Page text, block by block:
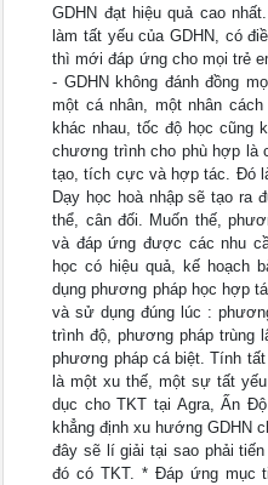
GDHN đạt hiệu quả cao
làm tất yếu của GDHN, có
thì mới đáp ứng cho mọi trẻ
- GDHN không đánh đồng
một cá nhân, một nhân
khác nhau, tốc độ học cũng
chương trình cho phù hợp là
tạo, tích cực và hợp tác. Đó
Dạy học hoà nhập sẽ tạo ra
thể, cân đối. Muốn thế,
và đáp ứng được các nhu
học có hiệu quả, kế hoạch
dụng phương pháp học hợp
và sử dụng đúng lúc :
trình độ, phương pháp trùng
phương pháp cá biệt. Tính
là một xu thế, một sự tất
dục cho TKT tại Agra, Ấn
khẳng định xu hướng GDHN
đây sẽ lí giải tại sao phải
đó có TKT. * Đáp ứng mục